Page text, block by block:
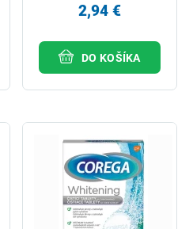
2,94 €
DO KOŠÍKA